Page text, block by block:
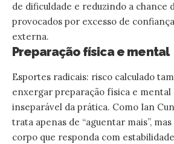
de dificuldade e reduzindo a chance
provocados por excesso de
externa.
Preparação física e mental
Esportes radicais: risco calculado
enxergar preparação física e mental
inseparável da prática. Como Ian
trata apenas de “aguentar mais”,
corpo que responda com